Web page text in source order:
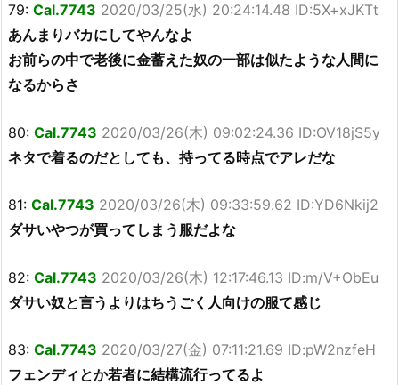
79: Cal.7743 2020/03/25(水) 20:24:14.48 ID:5X+xJKTt
あんまりバカにしてやんなよ
お前らの中で老後に金蓄えた奴の一部は似たような人間に
なるからさ
80: Cal.7743 2020/03/26(木) 09:02:24.36 ID:OV18jS5y
ネタで着るのだとしても、持ってる時点でアレだな
81: Cal.7743 2020/03/26(木) 09:33:59.62 ID:YD6Nkij2
ダサいやつが買ってしまう服だよな
82: Cal.7743 2020/03/26(木) 12:17:46.13 ID:m/V+ObEu
ダサい奴と言うよりはちうごく人向けの服て感じ
83: Cal.7743 2020/03/27(金) 07:11:21.69 ID:pW2nzfeH
フェンディとか若者に結構流行ってるよ